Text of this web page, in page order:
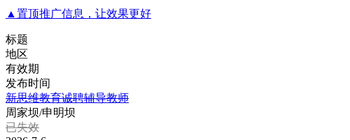
▲置顶推广信息，让效果更好
标题
地区
有效期
发布时间
新思维教育诚聘辅导教师
周家坝/申明坝
已失效